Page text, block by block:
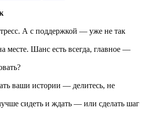
А с поддержкой — уже не так
месте. Шанс есть всегда, главное —
ваши истории — делитесь, не
сидеть и ждать — или сделать шаг